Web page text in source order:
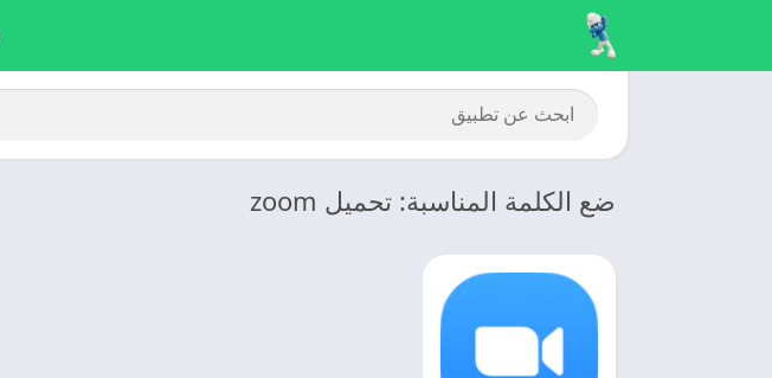
ضع الكلمة المناسبة: تحميل zoom